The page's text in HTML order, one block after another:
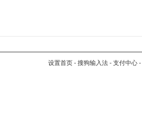
设置首页 - 搜狗输入法 - 支付中心 -